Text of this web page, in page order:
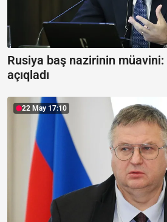
Rusiya baş nazirinin müavini:
açıqladı
22 May 17:10